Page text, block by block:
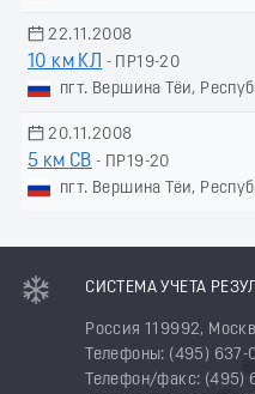
22.11.2008
10 км КЛ
- ПР19-20
пгт. Вершина Тёи,
20.11.2008
5 км СВ - ПР19-20
пгт. Вершина Тёи,
СИСТЕМА УЧЕТА
Россия 119992,
Телефоны: (495)
Телефон/факс: (495)